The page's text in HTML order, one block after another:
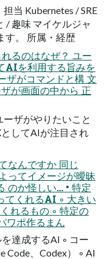
当 Kubernetes / SRE
/ 趣味 マイケルジャ
す。 所属・経歴
るのはなぜ？ ユー
AIを利用する旨みを
ザがコマンドと構 文
が画面の中から 正
ーザがやりたいこと
してAIが注目され
なんですか 同じ
ってイメージが曖昧
のか怪しい… • 特定
てくれるAI ◦ 大きい
れるもの ◦ 特定の
ワポ作るまん
達成するAI ◦ コー
Code、Codex） ◦ AI